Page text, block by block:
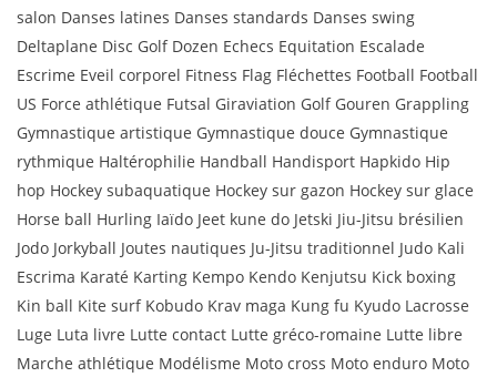
salon Danses latines Danses standards Danses swing
Deltaplane Disc Golf Dozen Echecs Equitation Escalade
Escrime Eveil corporel Fitness Flag Fléchettes Football Football
US Force athlétique Futsal Giraviation Golf Gouren Grappling
Gymnastique artistique Gymnastique douce Gymnastique
rythmique Haltérophilie Handball Handisport Hapkido Hip
hop Hockey subaquatique Hockey sur gazon Hockey sur glace
Horse ball Hurling Iaïdo Jeet kune do Jetski Jiu-Jitsu brésilien
Jodo Jorkyball Joutes nautiques Ju-Jitsu traditionnel Judo Kali
Escrima Karaté Karting Kempo Kendo Kenjutsu Kick boxing
Kin ball Kite surf Kobudo Krav maga Kung fu Kyudo Lacrosse
Luge Luta livre Lutte contact Lutte gréco-romaine Lutte libre
Marche athlétique Modélisme Moto cross Moto enduro Moto